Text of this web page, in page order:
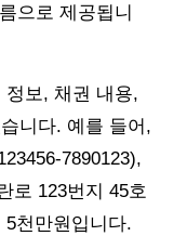
으로 제공됩니
정보, 채권 내용,
니다. 예를 들어,
7890123),
로 123번지 45호
천만원입니다.